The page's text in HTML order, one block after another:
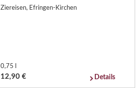
Ziereisen, Efringen-Kirchen
0,75 l
12,90 € Details